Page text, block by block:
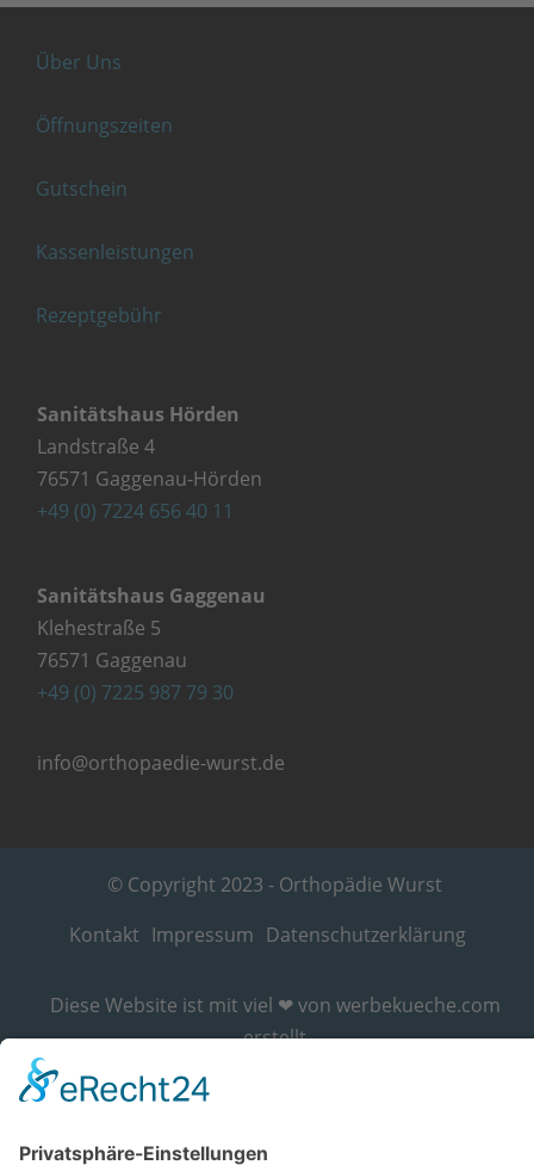
Über Uns
Öffnungszeiten
Gutschein
Kassenleistungen
Rezeptgebühr
Sanitätshaus Hörden
Landstraße 4
76571 Gaggenau-Hörden
+49 (0) 7224 656 40 11
Sanitätshaus Gaggenau
Klehestraße 5
76571 Gaggenau
+49 (0) 7225 987 79 30
info@orthopaedie-wurst.de
© Copyright 2023 - Orthopädie Wurst
Kontakt Impressum Datenschutzerklärung
Diese Website ist mit viel ❤ von werbekueche.com
erstellt